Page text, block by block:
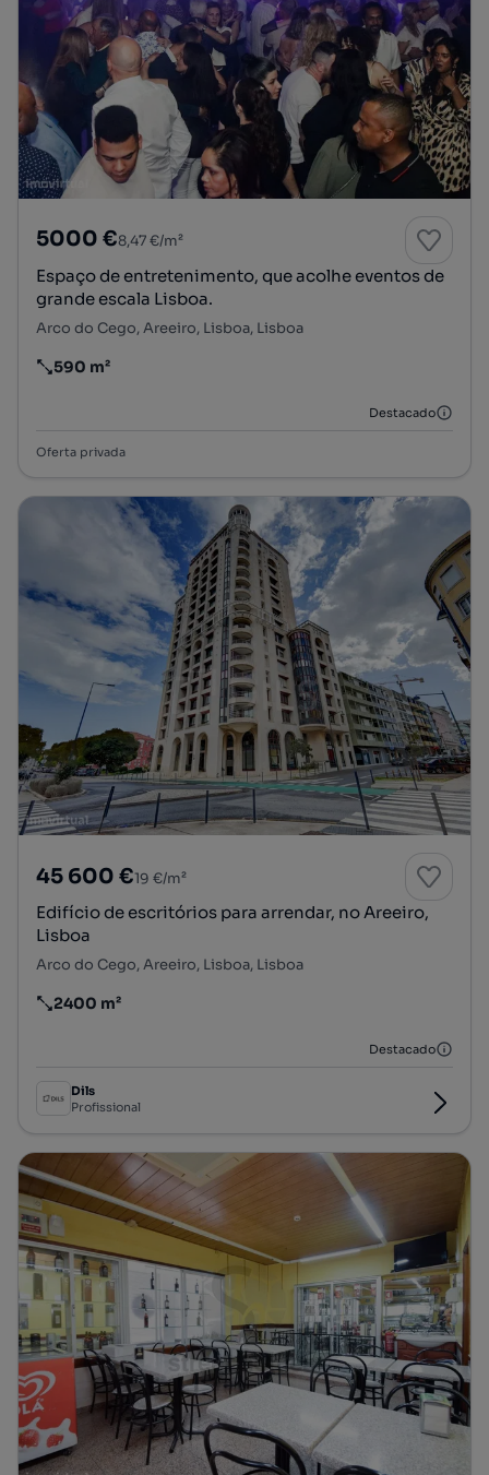
5000 €8,47 €/m²
Espaço de entretenimento, que acolhe eventos de
grande escala Lisboa.
Arco do Cego, Areeiro, Lisboa, Lisboa
Preço por metro quadrado
590 m²
Destacado
Oferta privada
45 600 €19 €/m²
Edifício de escritórios para arrendar, no Areeiro,
Lisboa
Arco do Cego, Areeiro, Lisboa, Lisboa
Preço por metro quadrado
2400 m²
Destacado
Dils
Profissional